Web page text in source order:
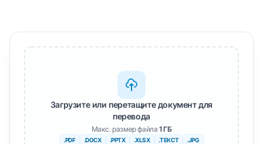
Загрузите или перетащите документ для
перевода
Макс. размер файла 1 ГБ
.PDF .DOCX .PPTX .XLSX .ТЕКСТ
.JPG